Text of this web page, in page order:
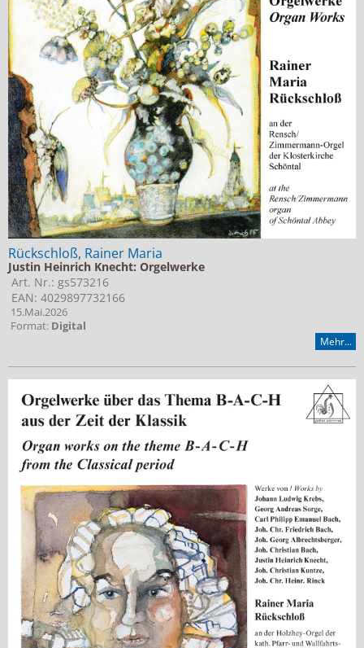
Rückschloß, Rainer Maria
Justin Heinrich Knecht: Orgelwerke
Art. Nr.: gs573216
EAN: 4029897732166
15.Mai.2026
Format: Digital
Mehr...